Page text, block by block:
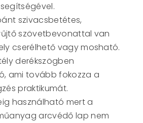
szivacsbetétes,
szövetbevonattal van
cserélhető vagy mosható.
derékszögben
ami tovább fokozza a
praktikumát.
használható mert a
arcvédő lap nem